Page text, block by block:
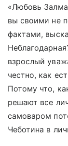
«Любовь
вы своими не
фактами,
взрослый
честно, как
Потому что,
решают все
самоваром
Чеботина в